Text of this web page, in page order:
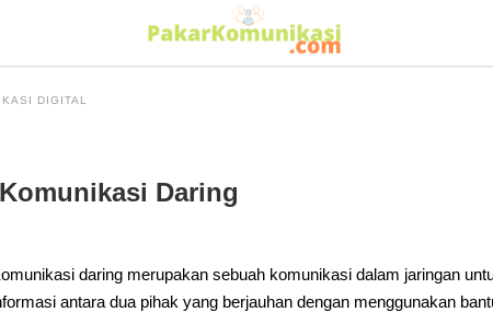
DIGITAL
Daring
daring merupakan sebuah komunikasi dalam jaringan
antara dua pihak yang berjauhan dengan menggunakan